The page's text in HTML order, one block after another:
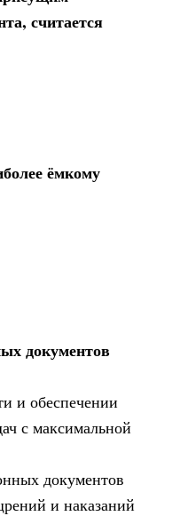
считается
ёмкому
документов
и обеспечении
с максимальной
документов
и наказаний